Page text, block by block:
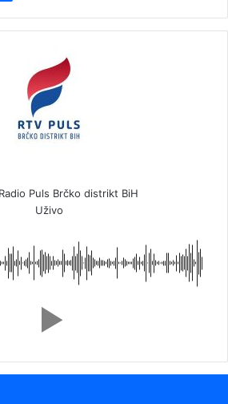
Puls Brčko distrikt BiH
Uživo